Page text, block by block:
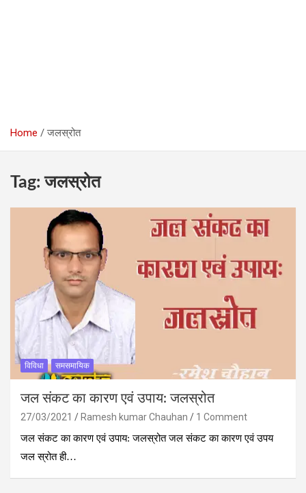
Home जलस्रोत
Tag:जलस्रोत
विविधा समसमायिक
जल संकट का कारण एवं उपाय: जलस्रोत
27/03/2021 Ramesh kumar Chauhan
1 Comment
जल संकट का कारण एवं उपाय: जलस्रोत जल संकट का कारण एवं उपय
जल स्रोत ही…